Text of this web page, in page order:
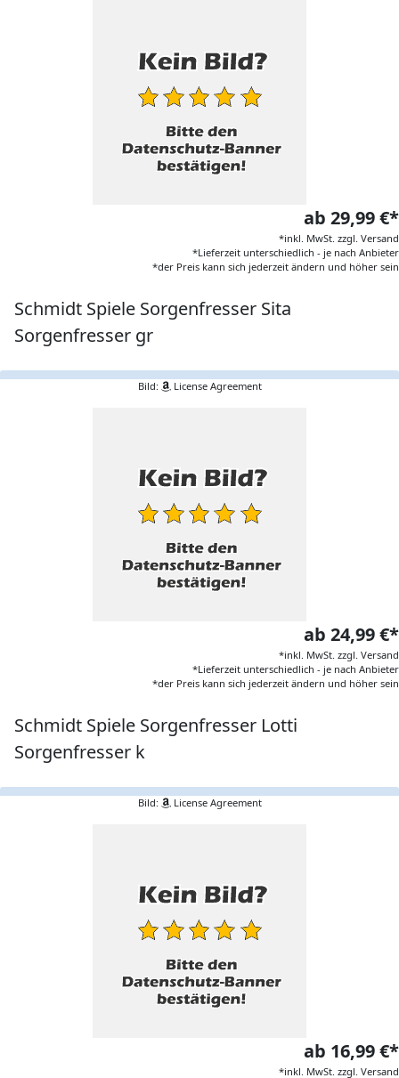
ab 29,99 €*
*inkl. MwSt. zzgl. Versand
*Lieferzeit unterschiedlich - je nach Anbieter
*der Preis kann sich jederzeit ändern und höher sein
Schmidt Spiele Sorgenfresser Sita
Sorgenfresser gr
Bild: License Agreement
ab 24,99 €*
*inkl. MwSt. zzgl. Versand
*Lieferzeit unterschiedlich - je nach Anbieter
*der Preis kann sich jederzeit ändern und höher sein
Schmidt Spiele Sorgenfresser Lotti
Sorgenfresser k
Bild: License Agreement
ab 16,99 €*
*inkl. MwSt. zzgl. Versand